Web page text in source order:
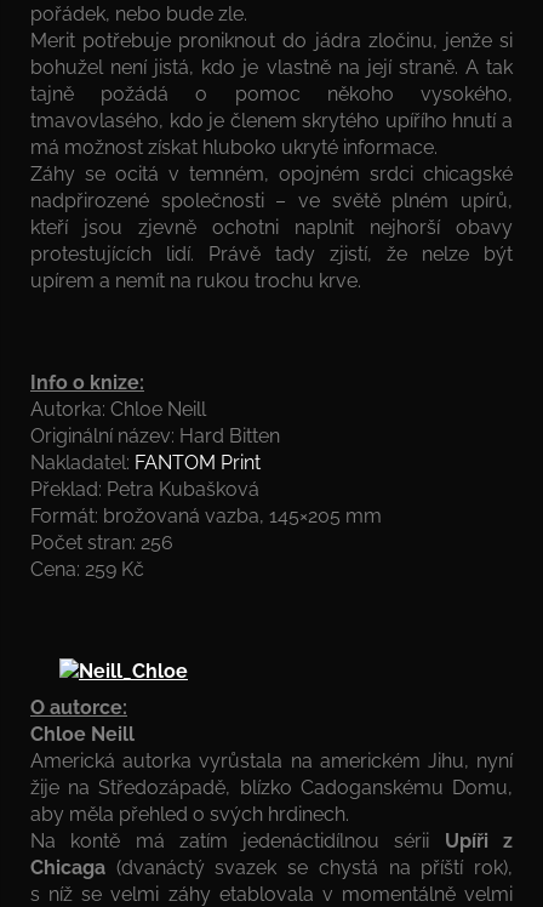
pořádek, nebo bude zle.
Merit potřebuje proniknout do jádra zločinu, jenže si
bohužel není jistá, kdo je vlastně na její straně. A tak
tajně požádá o pomoc někoho vysokého,
tmavovlasého, kdo je členem skrytého upířího hnutí a
má možnost získat hluboko ukryté informace.
Záhy se ocitá v temném, opojném srdci chicagské
nadpřirozené společnosti – ve světě plném upírů,
kteří jsou zjevně ochotni naplnit nejhorší obavy
protestujících lidí. Právě tady zjistí, že nelze být
upírem a nemít na rukou trochu krve.
Info o knize:
Autorka: Chloe Neill
Originální název: Hard Bitten
Nakladatel: FANTOM Print
Překlad: Petra Kubašková
Formát: brožovaná vazba, 145×205 mm
Počet stran: 256
Cena: 259 Kč
O autorce:
Chloe Neill
Americká autorka vyrůstala na americkém Jihu, nyní
žije na Středozápadě, blízko Cadoganskému Domu,
aby měla přehled o svých hrdinech.
Na kontě má zatím jedenáctidílnou sérii Upíři z
Chicaga (dvanáctý svazek se chystá na příští rok),
s níž se velmi záhy etablovala v momentálně velmi